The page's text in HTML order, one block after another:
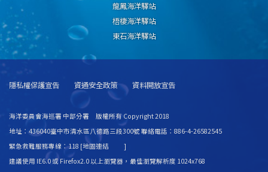
龍鳳海洋驛站
梧棲海洋驛站
東石海洋驛站
隱私權保護宣告 資通安全政策 資料開放宣告
海洋委員會海巡署 中部分署 版權所有 Copyright 2018
地址：436040臺中市清水區八德路三段300號 聯絡電話：886-4-26582545
緊急救難服務專線：118 [地圖連結
]
建議使用 IE6.0 或 Firefox2.0 以上瀏覽器，最佳瀏覽解析度 1024x768